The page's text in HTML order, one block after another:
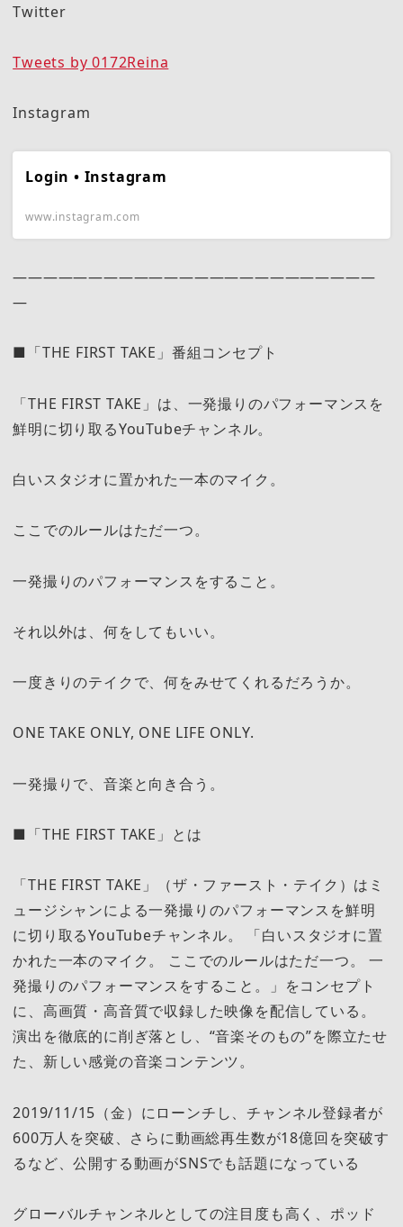
Twitter
Tweets by 0172Reina
Instagram
Login • Instagram
www.instagram.com
————————————————————————
—
■「THE FIRST TAKE」番組コンセプト
「THE FIRST TAKE」は、一発撮りのパフォーマンスを
鮮明に切り取るYouTubeチャンネル。
白いスタジオに置かれた一本のマイク。
ここでのルールはただ一つ。
一発撮りのパフォーマンスをすること。
それ以外は、何をしてもいい。
一度きりのテイクで、何をみせてくれるだろうか。
ONE TAKE ONLY, ONE LIFE ONLY.
一発撮りで、音楽と向き合う。
■「THE FIRST TAKE」とは
「THE FIRST TAKE」（ザ・ファースト・テイク）はミ
ュージシャンによる一発撮りのパフォーマンスを鮮明
に切り取るYouTubeチャンネル。 「白いスタジオに置
かれた一本のマイク。 ここでのルールはただ一つ。 一
発撮りのパフォーマンスをすること。」をコンセプト
に、高画質・高音質で収録した映像を配信している。
演出を徹底的に削ぎ落とし、“音楽そのもの”を際立たせ
た、新しい感覚の音楽コンテンツ。
2019/11/15（金）にローンチし、チャンネル登録者が
600万人を突破、さらに動画総再生数が18億回を突破す
るなど、公開する動画がSNSでも話題になっている
グローバルチャンネルとしての注目度も高く、ポッド